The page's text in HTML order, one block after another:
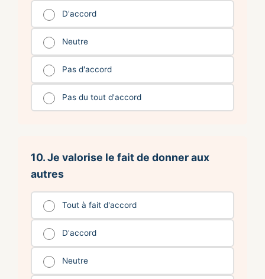
D'accord
Neutre
Pas d'accord
Pas du tout d'accord
10. Je valorise le fait de donner aux
autres
Tout à fait d'accord
D'accord
Neutre